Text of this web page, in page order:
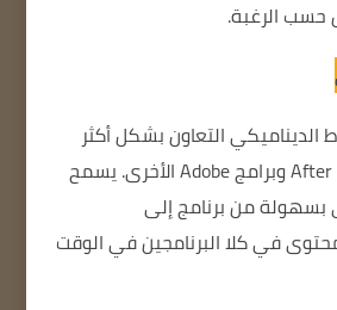
حسب الرغبة.
الديناميكي التعاون بشكل أكثر
يسمح
بسهولة من برنامج إلى
في كلا البرنامجين في الوقت